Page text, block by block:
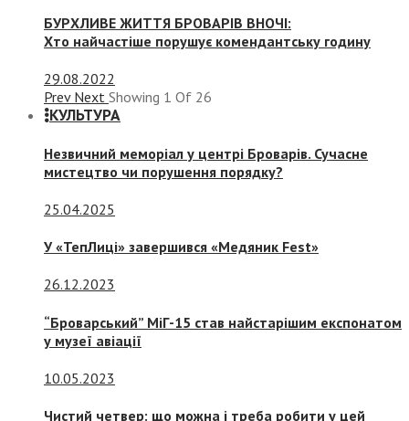
БУРХЛИВЕ ЖИТТЯ БРОВАРІВ ВНОЧІ:
Хто найчастіше порушує комендантську годину
29.08.2022
Prev Next Showing 1 Of 26
КУЛЬТУРА
Незвичний меморіал у центрі Броварів. Сучасне
мистецтво чи порушення порядку?
25.04.2025
У «ТепЛиці» завершився «Медяник Fest»
26.12.2023
“Броварський” МіГ-15 став найстарішим експонатом
у музеї авіації
10.05.2023
Чистий четвер: що можна і треба робити у цей